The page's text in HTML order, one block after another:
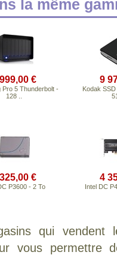
la même
€
Pro 5 Thunderbolt -
128 ..
9
Kodak
€
P3600 - 2 To
4
Intel DC
qui
vous permettre